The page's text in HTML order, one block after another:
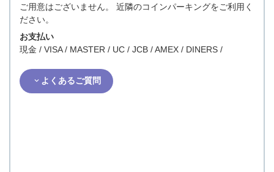
ご用意はございません。 近隣のコインパーキングをご利用く
ださい。
お支払い
現金 / VISA / MASTER / UC / JCB / AMEX / DINERS /
よくあるご質問